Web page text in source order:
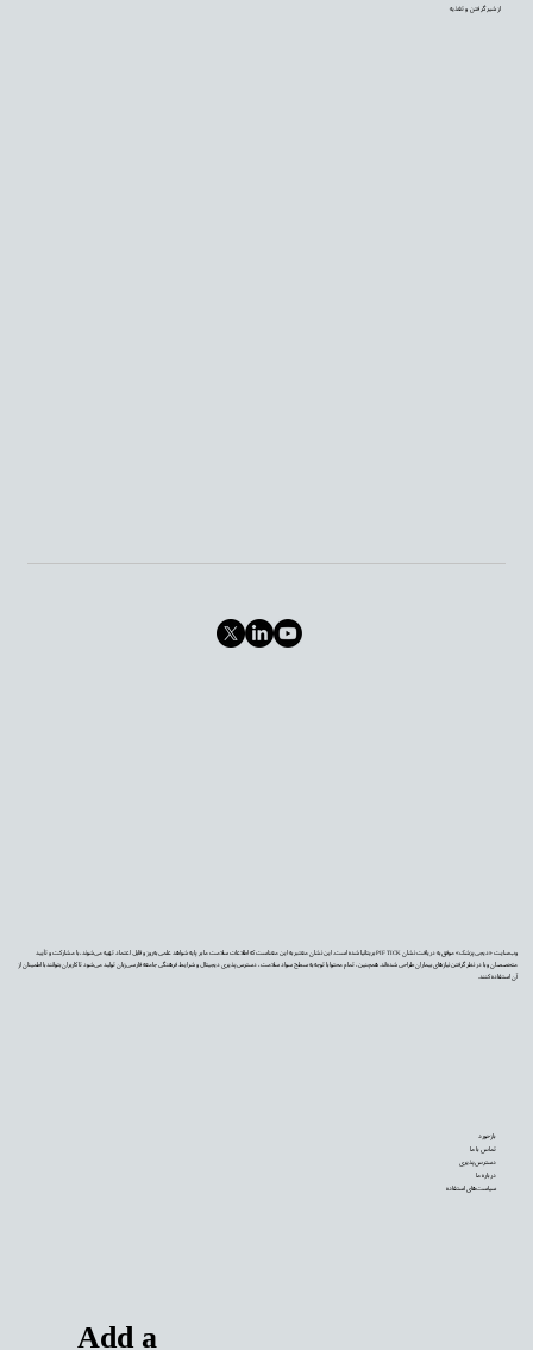
وب‌سایت «دیجی‌پزشک» موفق به دریافت نشان PIF TICK بریتانیا شده است. این نشان معتبر به این معناست که اطلاعات سلامت ما بر پایه شواهد علمی به‌روز و قابل اعتماد تهیه می‌شوند، با مشارکت و تأیید
متخصصان و با در نظر گرفتن نیازهای بیماران طراحی شده‌اند. همچنین، تمام محتوا با توجه به سطح سواد سلامت، دسترس‌پذیری دیجیتال و شرایط فرهنگی جامعه فارسی‌زبان تولید می‌شود تا کاربران بتوانند با اطمینان از
آن استفاده کنند.
بازخورد
تماس با ما
دسترس‌پذیری
درباره ما
سیاست‌های استفاده
از شیر گرفتن و تغذیه